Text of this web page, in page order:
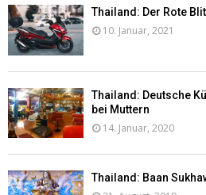
Thailand: Der Rote
10. Januar, 2021
Thailand: Deutsche
bei Muttern
14. Januar, 2020
Thailand: Baan